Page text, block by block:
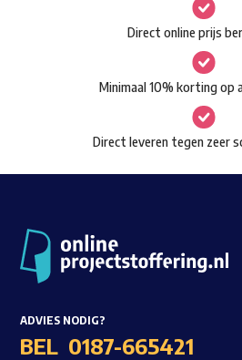
Waar ben je naar op zoek?
op
de
Direct online prijs
Minimaal 10% korting op
Direct leveren tegen zeer
ADVIES NODIG?
BEL 0187-665421